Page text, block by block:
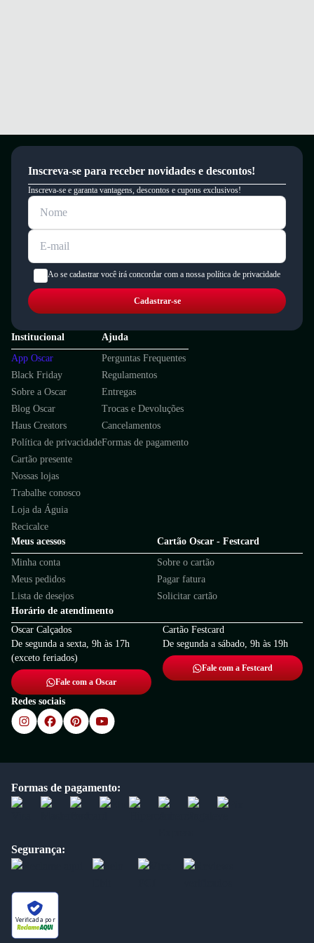
Inscreva-se para receber novidades e descontos!
Inscreva-se e garanta vantagens, descontos e cupons exclusivos!
Ao se cadastrar você irá concordar com a nossa política de privacidade
Cadastrar-se
Institucional
App Oscar
Black Friday
Sobre a Oscar
Blog Oscar
Haus Creators
Política de privacidade
Cartão presente
Nossas lojas
Trabalhe conosco
Loja da Águia
Recicalce
Ajuda
Perguntas Frequentes
Regulamentos
Entregas
Trocas e Devoluções
Cancelamentos
Formas de pagamento
Meus acessos
Minha conta
Meus pedidos
Lista de desejos
Cartão Oscar - Festcard
Sobre o cartão
Pagar fatura
Solicitar cartão
Horário de atendimento
Oscar Calçados
De segunda a sexta, 9h às 17h
(exceto feriados)
Fale com a Oscar
Cartão Festcard
De segunda a sábado, 9h às 19h
Fale com a Festcard
Redes sociais
Formas de pagamento:
Segurança:
Verificada por